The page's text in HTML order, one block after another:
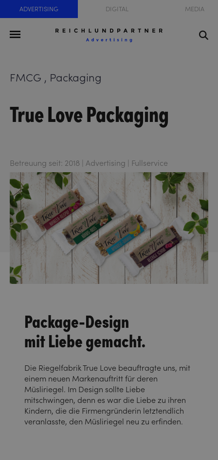
ADVERTISING DIGITAL MEDIA
FMCG , Packaging
True Love Packaging
Betreuung seit: 2018 | Advertising | Fullservice
Package-Design
mit Liebe gemacht.
Die Riegelfabrik True Love beauftragte uns, mit
einem neuen Markenauftritt für deren
Müsliriegel. Im Design sollte Liebe
mitschwingen, denn es war die Liebe zu ihren
Kindern, die die Firmengründerin letztendlich
veranlasste, den Müsliriegel neu zu erfinden.